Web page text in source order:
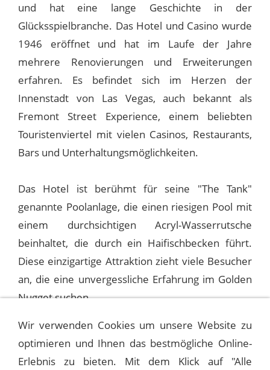
und hat eine lange Geschichte in der
Glücksspielbranche. Das Hotel und Casino wurde
1946 eröffnet und hat im Laufe der Jahre
mehrere Renovierungen und Erweiterungen
erfahren. Es befindet sich im Herzen der
Innenstadt von Las Vegas, auch bekannt als
Fremont Street Experience, einem beliebten
Touristenviertel mit vielen Casinos, Restaurants,
Bars und Unterhaltungsmöglichkeiten.
Das Hotel ist berühmt für seine "The Tank"
genannte Poolanlage, die einen riesigen Pool mit
einem durchsichtigen Acryl-Wasserrutsche
beinhaltet, die durch ein Haifischbecken führt.
Diese einzigartige Attraktion zieht viele Besucher
an, die eine unvergessliche Erfahrung im Golden
Nugget suchen.
1986-10-24 LAS VEGAS, GOLDEN NUGGET
Wir verwenden Cookies um unsere Website zu
optimieren und Ihnen das bestmögliche Online-
Erlebnis zu bieten. Mit dem Klick auf "Alle